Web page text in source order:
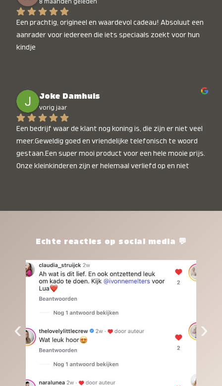
8 maanden geleden
Een prachtig, origineel en waardevol cadeau! Absoluut een
aanrader voor iedereen die iets speciaals zoekt voor hun
kindje
Joke Damhuis
vorig jaar
Een bedrijf waar de klant nog koning is, die zijn er niet veel
meer.Geweldig goed en vriendelijke telefonisch te woord
gestaan.Een super mooi product voor een hele mooie prijs.
Onze kleinkinderen zijn er helemaal verliefd op en niet
het waard.Echte reacties op social media 💬
‹ ›